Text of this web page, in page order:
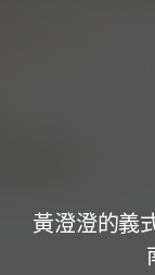
黃澄澄的義